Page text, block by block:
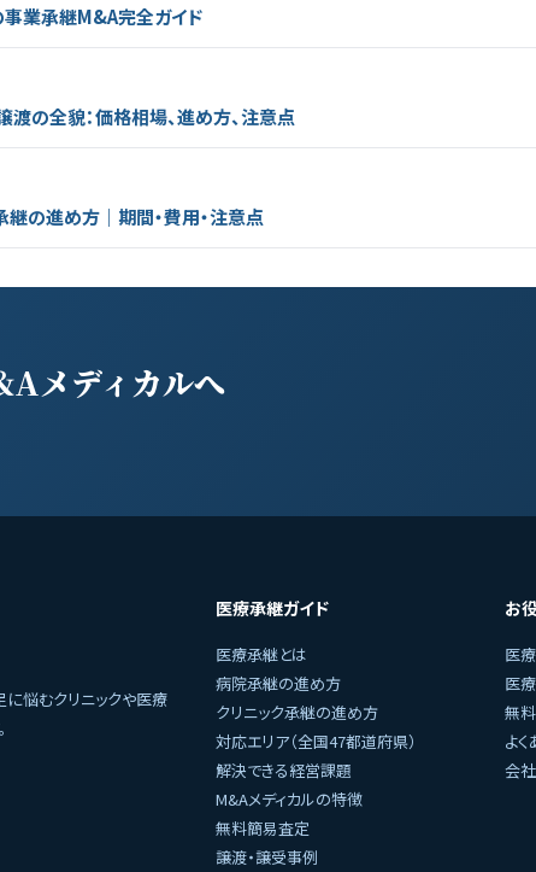
事業承継M&A完全ガイド
渡の全貌：価格相場、進め方、注意点
継の進め方｜期間・費用・注意点
メディカルへ
悩むクリニックや医療
医療承継ガイド
医療承継とは
病院承継の進め方
クリニック承継の進め方
対応エリア（全国47都道府県）
解決できる経営課題
M&Aメディカルの特徴
無料簡易査定
譲渡・譲受事例
お
医
医
無
よ
会